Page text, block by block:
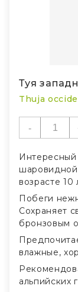
Туя
Thuja
Интересный
шаровидной
возрасте
Побеги
Сохраняет
бронзовым
влажные,
альпийских